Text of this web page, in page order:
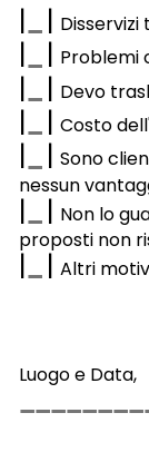
| | Disservizi
| | Problemi
| | Devo
| | Costo
| | Sono
nessun
| | Non lo
proposti non
| | Altri
Luogo e Data,